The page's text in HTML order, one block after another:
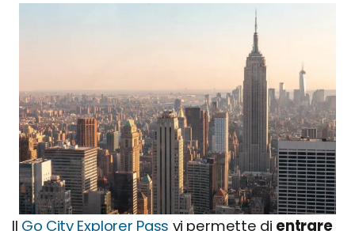
Il Go City Explorer Pass vi permette di entrare